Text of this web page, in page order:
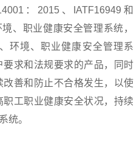
：2015、IATF16949和
、职业健康安全管理系统，
环境、职业健康安全管理系
求和法规要求的产品，同时
善和防止不合格发生，以使
工职业健康安全状况，持续
统。